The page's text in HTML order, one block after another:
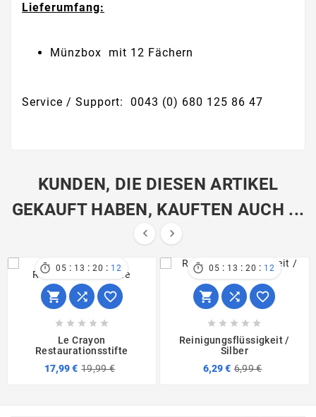
Lieferumfang:
Münzbox mit 12 Fächern
Service / Support: 0043 (0) 680 125 86 47
KUNDEN, DIE DIESEN ARTIKEL
GEKAUFT HABEN, KAUFTEN AUCH ...
 
 05 : 13 : 20 : 12
  
    
Le Crayon
Restaurationsstifte
17,99 € 19,99 €
 05 : 13 : 20 : 12
  
    
Reinigungsflüssigkeit /
Silber
6,29 € 6,99 €